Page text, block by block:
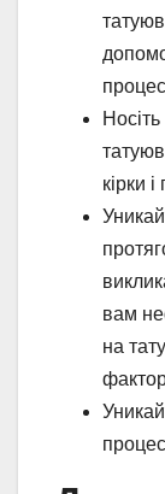
кірки
вам
на